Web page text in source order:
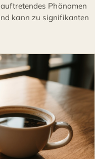
Phänomen
kann zu signifikanten